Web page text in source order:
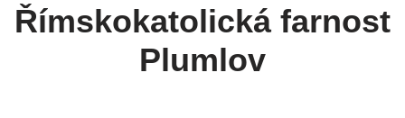
Římskokatolická farnost
Plumlov